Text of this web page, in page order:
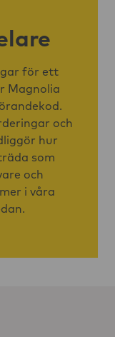
för ett
Magnolia
och
hur
som
och
i våra